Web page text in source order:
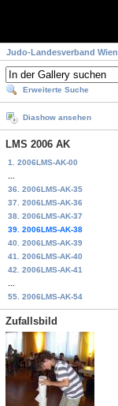
Judo-Landesverband Wien
Erweiterte Suche
Diashow ansehen
LMS 2006 AK
1. 2006LMS-AK-00
36. 2006LMS-AK-35
37. 2006LMS-AK-36
38. 2006LMS-AK-37
39. 2006LMS-AK-38
40. 2006LMS-AK-39
41. 2006LMS-AK-40
42. 2006LMS-AK-41
55. 2006LMS-AK-54
Zufallsbild